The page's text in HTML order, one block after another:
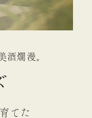
酒爛漫。
てた